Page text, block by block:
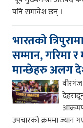
पनि समावेश छन् ।
भारतको
सम्मान, गरिमा र
मान्छेहरु अलग
उपचारको क्रममा ज्यान